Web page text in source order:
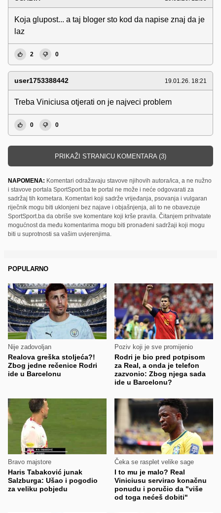
Koja glupost... a taj bloger sto kod da napise znaj da je
laz
2 0
user1753388442 19.01.26. 18:21
Treba Viniciusa otjerati on je najveci problem
0 0
PRIKAŽI STRANICU KOMENTARA (3)
NAPOMENA: Komentari odražavaju stavove njihovih autora/ica, a ne nužno
i stavove portala SportSport.ba te portal ne može i neće odgovarati za
sadržaj tih kometara. Komentari koji sadrže vrijeđanja, psovanja i vulgaran
riječnik mogu biti uklonjeni bez najave i objašnjenja, ali to ne obavezuje
SportSport.ba da obriše sve komentare koji krše pravila. Čitanjem prihvatate
mogućnost da među komentarima mogu biti pronađeni sadržaji koji mogu
biti u suprotnosti sa vašim uvjerenjima.
POPULARNO
Nije zadovoljan
Realova greška stoljeća?!
Zbog jedne rečenice Rodri
ide u Barcelonu
Poziv koji je sve promijenio
Rodri je bio pred potpisom
za Real, a onda je telefon
zazvonio: Zbog njega sada
ide u Barcelonu?
Bravo majstore
Haris Tabaković junak
Salzburga: Ušao i pogodio
za veliku pobjedu
Čeka se rasplet velike sage
I to mu je malo? Real
Viniciusu servirao konačnu
ponudu i poručio da "više
od toga nećeš dobiti"